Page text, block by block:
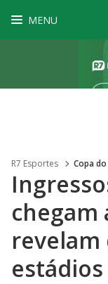
MENU
R7 Esportes Copa
chegam
estádios